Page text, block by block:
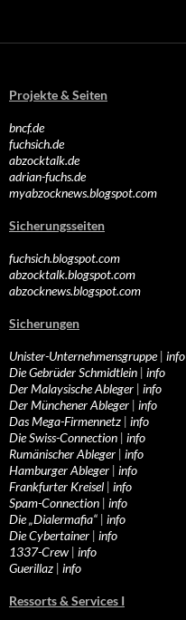
Projekte & Seiten
bncf.de
fuchsich.de
abzocktalk.de
adrian-fuchs.de
myabzocknews.blogspot.com
Sicherungsseiten
fuchsich.blogspot.com
abzocktalk.blogspot.com
abzocknews.blogspot.com
Sicherungen
Unister-Unternehmensgruppe| info
Die Gebrüder Schmidtlein | info
Der Malaysische Ableger | info
Der Münchener Ableger | info
Das Mega-Firmennetz | info
Die Swiss-Connection | info
Rumänischer Ableger | info
Hamburger Ableger | info
Frankfurter Kreisel | info
Spam-Connection | info
Die „Dialermafia“ | info
Die Cybertainer | info
1337-Crew | info
Guerillaz | info
Ressorts & Services I